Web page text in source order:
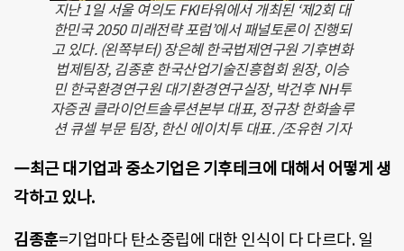
지난 1일 서울 여의도 FKI타워에서 개최된 ‘제2회 대
한민국 2050 미래전략 포럼’에서 패널토론이 진행되
고 있다. (왼쪽부터) 장은혜 한국법제연구원 기후변화
법제팀장, 김종훈 한국산업기술진흥협회 원장, 이승
민 한국환경연구원 대기환경연구실장, 박건후 NH투
자증권 클라이언트솔루션본부 대표, 정규창 한화솔루
션 큐셀 부문 팀장, 한신 에이치투 대표. /조유현 기자
―최근 대기업과 중소기업은 기후테크에 대해서 어떻게 생
각하고 있나.
김종훈=기업마다 탄소중립에 대한 인식이 다 다르다. 일